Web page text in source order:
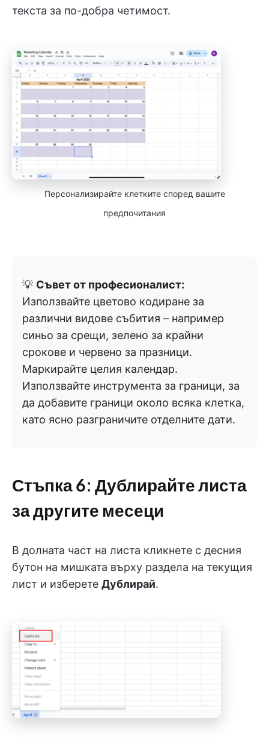
текста за по-добра четимост.
Персонализирайте клетките според вашите
предпочитания
💡 Съвет от професионалист:
Използвайте цветово кодиране за
различни видове събития – например
синьо за срещи, зелено за крайни
срокове и червено за празници.
Маркирайте целия календар.
Използвайте инструмента за граници, за
да добавите граници около всяка клетка,
като ясно разграничите отделните дати.
Стъпка 6: Дублирайте листа
за другите месеци
В долната част на листа кликнете с десния
бутон на мишката върху раздела на текущия
лист и изберете Дублирай.